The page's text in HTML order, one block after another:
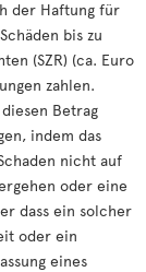
der Haftung für
bis zu
(SZR) (ca. Euro
zahlen.
Betrag
indem das
nicht auf
oder eine
dass ein solcher
oder ein
eines